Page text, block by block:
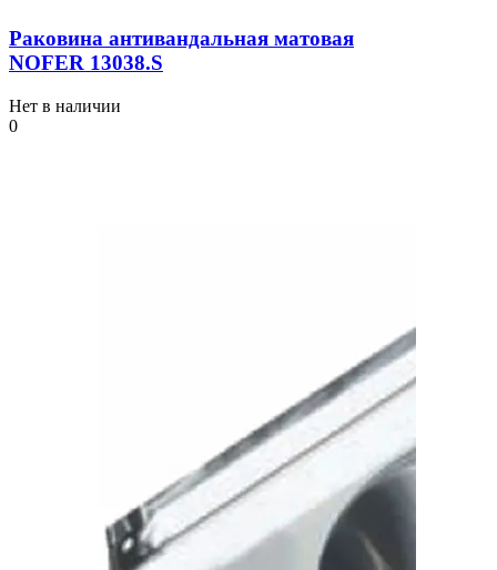
Раковина антивандальная матовая
NOFER 13038.S
Нет в наличии
0